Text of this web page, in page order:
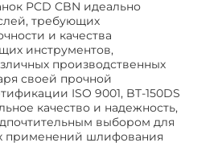
PCD CBN идеально
требующих
и качества
инструментов,
производственных
своей прочной
ISO 9001, BT-150DS
качество и надежность,
выбором для
применений шлифования